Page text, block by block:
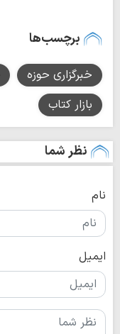
برچسب‌ها
خبرگزاری حوزه
بازار کتاب
نظر شما
نام
ایمیل